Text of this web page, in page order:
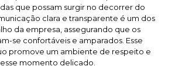
que possam surgir no decorrer do
clara e transparente é um dos
da empresa, assegurando que os
se confortáveis e amparados. Esse
promove um ambiente de respeito e
momento delicado.